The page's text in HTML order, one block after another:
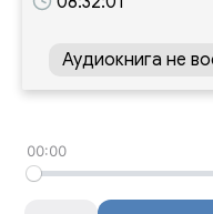
Аудиокнига не
00:00